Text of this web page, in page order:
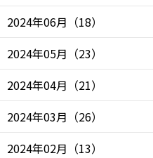
2024年06月 （18）
2024年05月 （23）
2024年04月 （21）
2024年03月 （26）
2024年02月 （13）